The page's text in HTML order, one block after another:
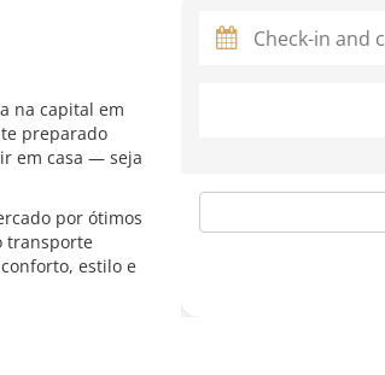
na capital em
preparado
em casa — seja
por ótimos
transporte
estilo e